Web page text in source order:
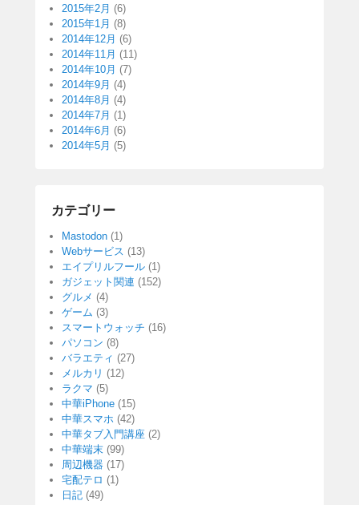
2015年2月 (6)
2015年1月 (8)
2014年12月 (6)
2014年11月 (11)
2014年10月 (7)
2014年9月 (4)
2014年8月 (4)
2014年7月 (1)
2014年6月 (6)
2014年5月 (5)
カテゴリー
Mastodon (1)
Webサービス (13)
エイプリルフール (1)
ガジェット関連 (152)
グルメ (4)
ゲーム (3)
スマートウォッチ (16)
パソコン (8)
バラエティ (27)
メルカリ (12)
ラクマ (5)
中華iPhone (15)
中華スマホ (42)
中華タブ入門講座 (2)
中華端末 (99)
周辺機器 (17)
宅配テロ (1)
日記 (49)